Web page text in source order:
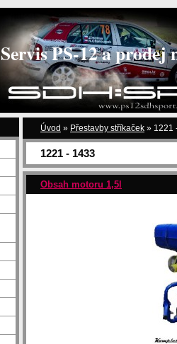
Servis PS-12 a
Úvod » Přestavby stříkaček » 1221
1221 - 1433
Obsah motoru 1,5l